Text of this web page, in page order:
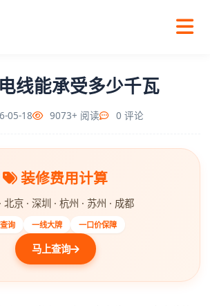
线能承受多少千瓦
05-18 9073+ 阅读 0 评论
装修费用计算
北京 · 深圳 · 杭州 · 苏州 · 成都
询 一线大牌 一口价保障
马上查询